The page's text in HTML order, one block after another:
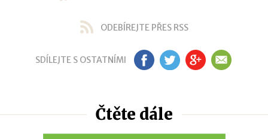
ODEBÍREJTE PŘES RSS
SDÍLEJTE S OSTATNÍMI FB TW GP EM
Čtěte dále